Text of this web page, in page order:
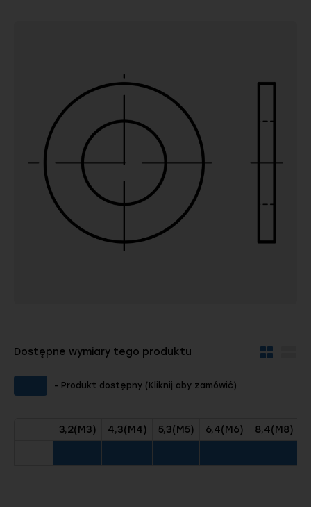
Dostępne wymiary tego produktu
Widok
- Produkt dostępny (Kliknij aby zamówić)
3,2(M3) 4,3(M4) 5,3(M5) 6,4(M6) 8,4(M8)